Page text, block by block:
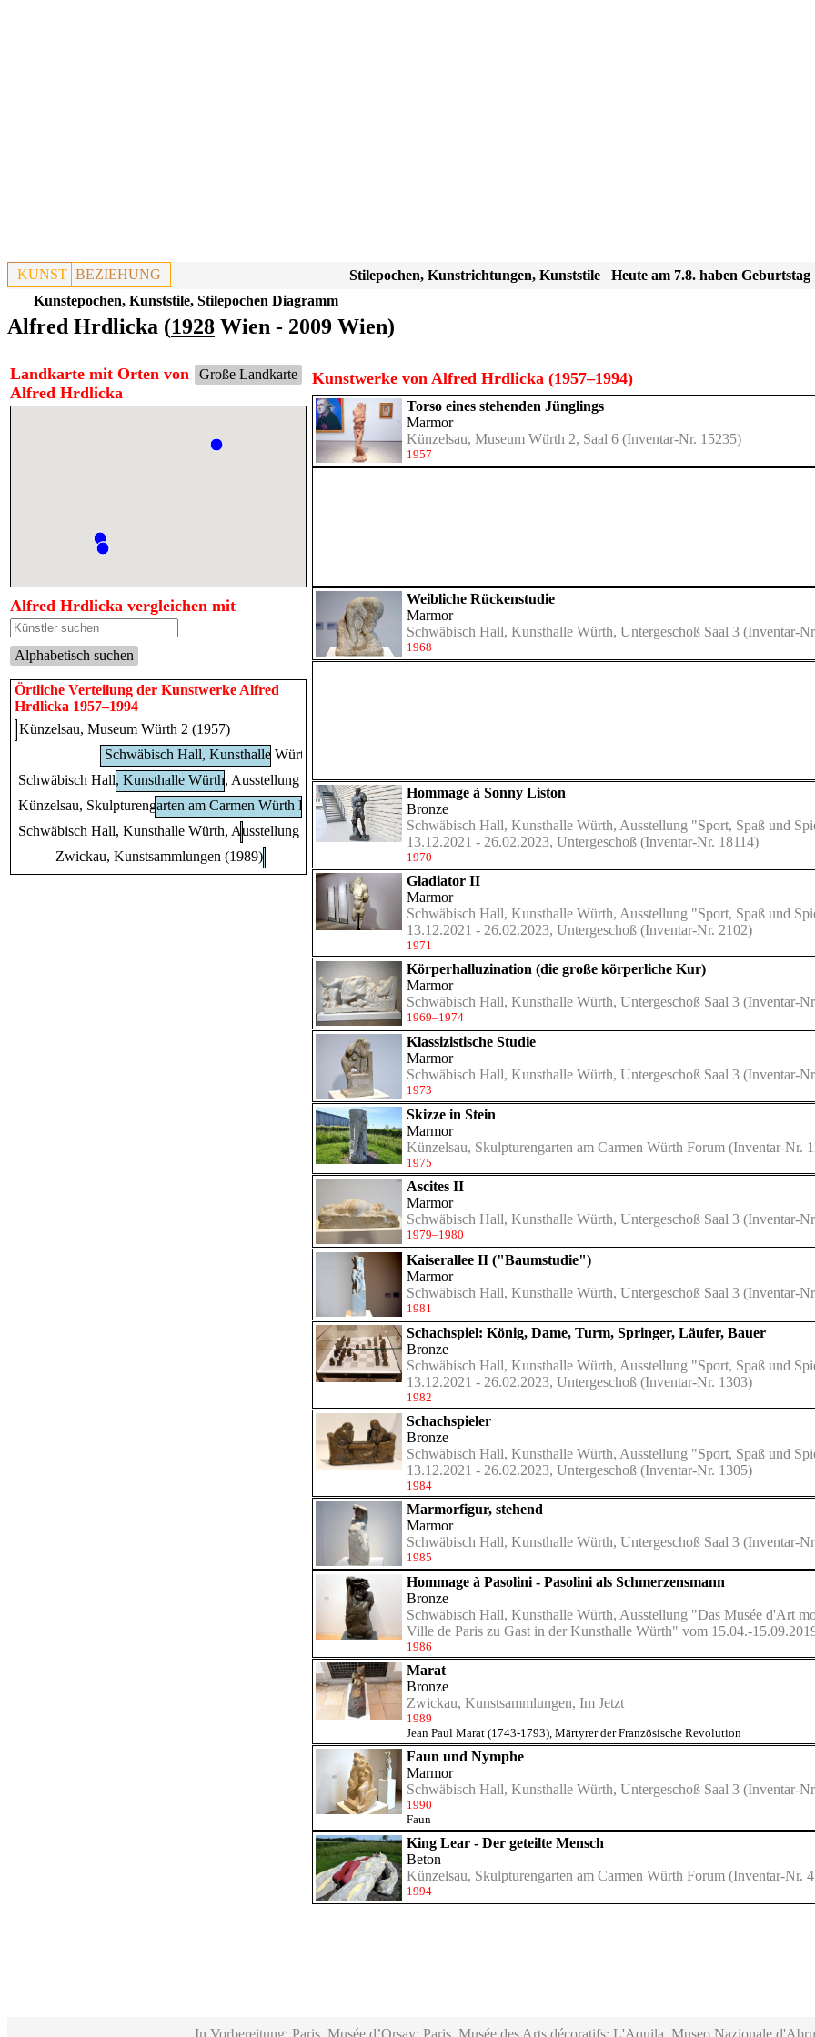
KUNST BEZIEHUNG Heute am 7.8. haben Geburtstag
Stilepochen, Kunstrichtungen, Kunststile
Kunstepochen, Kunststile, Stilepochen Diagramm
Alfred Hrdlicka (1928 Wien - 2009 Wien)
Große Landkarte
Landkarte mit Orten von
Alfred Hrdlicka
Alfred Hrdlicka vergleichen mit
Alphabetisch suchen
Örtliche Verteilung der Kunstwerke Alfred
Hrdlicka 1957–1994
Künzelsau, Museum Würth 2 (1957)
Schwäbisch Hall, Kunsthalle Würth (1968–1990)
Schwäbisch Hall, Kunsthalle Würth, Ausstellung "Sport, Spaß und Spiel" vom 13.12.2021 - 26.02.2023 (1970–1984)
Künzelsau, Skulpturengarten am Carmen Würth Forum (1975–1994)
Schwäbisch Hall, Kunsthalle Würth, Ausstellung "Das Musée d'Art moderne de la Ville de Paris zu Gast in der Kunsthalle Würth" vom
Zwickau, Kunstsammlungen (1989)
Kunstwerke von Alfred Hrdlicka (1957–1994)
Torso eines stehenden Jünglings
Marmor
Künzelsau, Museum Würth 2, Saal 6 (Inventar-Nr. 15235)
1957
Weibliche Rückenstudie
Marmor
Schwäbisch Hall, Kunsthalle Würth, Untergeschoß Saal 3 (Inventar-
1968
Hommage à Sonny Liston
Bronze
Schwäbisch Hall, Kunsthalle Würth, Ausstellung "Sport, Spaß und
13.12.2021 - 26.02.2023, Untergeschoß (Inventar-Nr. 18114)
1970
Gladiator II
Marmor
Schwäbisch Hall, Kunsthalle Würth, Ausstellung "Sport, Spaß und
13.12.2021 - 26.02.2023, Untergeschoß (Inventar-Nr. 2102)
1971
Körperhalluzination (die große körperliche Kur)
Marmor
Schwäbisch Hall, Kunsthalle Würth, Untergeschoß Saal 3 (Inventar-
1969–1974
Klassizistische Studie
Marmor
Schwäbisch Hall, Kunsthalle Würth, Untergeschoß Saal 3 (Inventar-
1973
Skizze in Stein
Marmor
Künzelsau, Skulpturengarten am Carmen Würth Forum (Inventar-Nr.
1975
Ascites II
Marmor
Schwäbisch Hall, Kunsthalle Würth, Untergeschoß Saal 3 (Inventar-
1979–1980
Kaiserallee II ("Baumstudie")
Marmor
Schwäbisch Hall, Kunsthalle Würth, Untergeschoß Saal 3 (Inventar-
1981
Schachspiel: König, Dame, Turm, Springer, Läufer, Bauer
Bronze
Schwäbisch Hall, Kunsthalle Würth, Ausstellung "Sport, Spaß und
13.12.2021 - 26.02.2023, Untergeschoß (Inventar-Nr. 1303)
1982
Schachspieler
Bronze
Schwäbisch Hall, Kunsthalle Würth, Ausstellung "Sport, Spaß und
13.12.2021 - 26.02.2023, Untergeschoß (Inventar-Nr. 1305)
1984
Marmorfigur, stehend
Marmor
Schwäbisch Hall, Kunsthalle Würth, Untergeschoß Saal 3 (Inventar-
1985
Hommage à Pasolini - Pasolini als Schmerzensmann
Bronze
Schwäbisch Hall, Kunsthalle Würth, Ausstellung "Das Musée d'Art
Ville de Paris zu Gast in der Kunsthalle Würth" vom 15.04.-
1986
Marat
Bronze
Zwickau, Kunstsammlungen, Im Jetzt
1989
Jean Paul Marat (1743-1793), Märtyrer der Französische Revolution
Faun und Nymphe
Marmor
Schwäbisch Hall, Kunsthalle Würth, Untergeschoß Saal 3 (Inventar-
1990
Faun
King Lear - Der geteilte Mensch
Beton
Künzelsau, Skulpturengarten am Carmen Würth Forum (Inventar-Nr.
1994
In Vorbereitung: Paris, Musée d’Orsay; Paris, Musée des Arts décoratifs; L'Aquila, Museo Nazionale